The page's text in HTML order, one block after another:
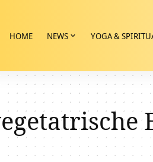
HOME NEWS YOGA &